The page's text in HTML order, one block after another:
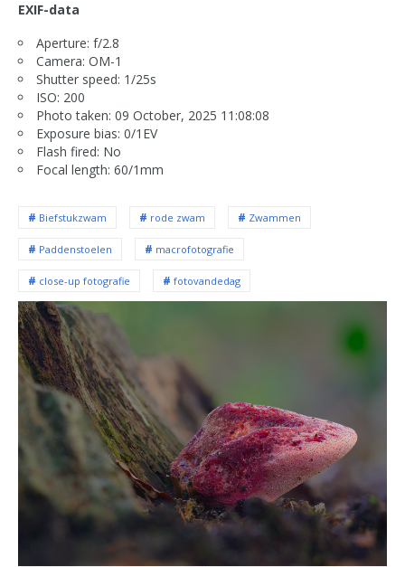
EXIF-data
Aperture: f/2.8
Camera: OM-1
Shutter speed: 1/25s
ISO: 200
Photo taken: 09 October, 2025 11:08:08
Exposure bias: 0/1EV
Flash fired: No
Focal length: 60/1mm
Biefstukzwam rode zwam Zwammen
Paddenstoelen macrofotografie
close-up fotografie fotovandedag